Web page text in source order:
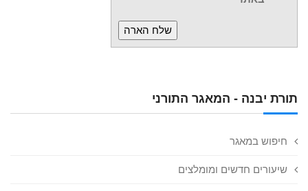
תורת יבנה - המאגר התורני
חיפוש במאגר
שיעורים חדשים ומומלצים